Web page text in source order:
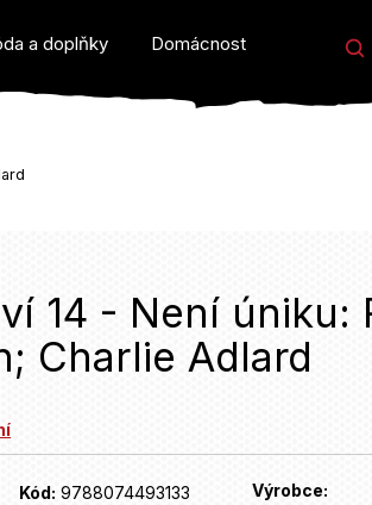
a doplňky Domácnost a dárky
14 - Není úniku:
Charlie Adlard
Kód: 9788074493133 Výrobce: